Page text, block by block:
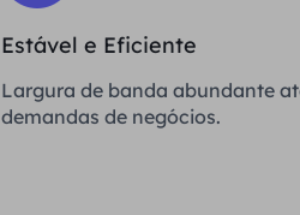
Estável e Eficiente
Largura de banda abundante
demandas de negócios.